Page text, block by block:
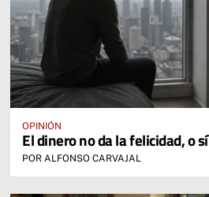
OPINIÓN
El dinero no da la felicidad, o sí
POR ALFONSO CARVAJAL